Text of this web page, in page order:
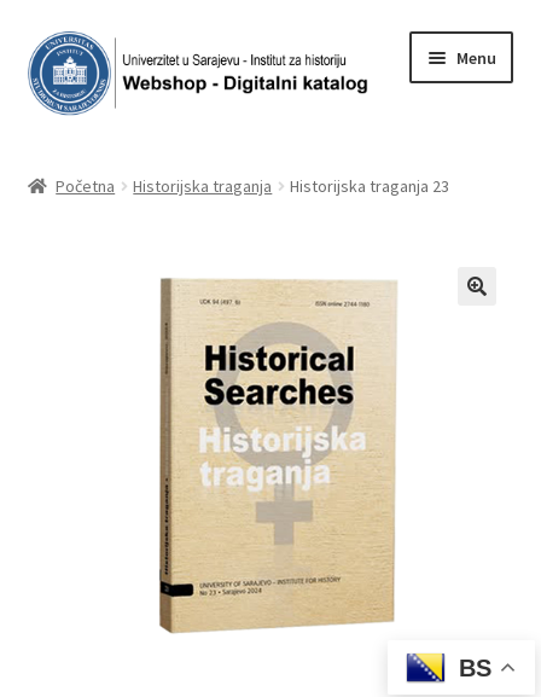
Skip
to
navigation
Skip
to
content
Menu
Početna Historijska traganja Historijska traganja 23
BS